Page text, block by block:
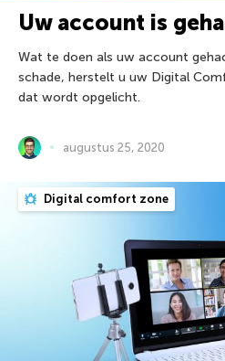
Uw account is
Wat te doen als uw account
schade, herstelt u uw Digital
dat wordt opgelicht.
augustus 25, 2020
Digital comfort zone